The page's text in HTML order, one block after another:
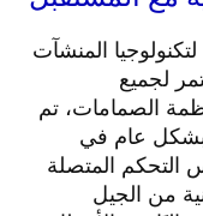
المنشآت
لجميع
الصمامات، تم
بشكل عام في
التحكم المتصلة
من الجيل